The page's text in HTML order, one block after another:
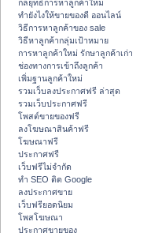
กลยุทธ์การหาลูกค้าใหม่
ทํายังไงให้ขายของดี ออนไลน์
วิธีการหาลูกค้าของ sale
วิธีหาลูกค้ากลุ่มเป้าหมาย
การหาลูกค้าใหม่ รักษาลูกค้าเก่า
ช่องทางการเข้าถึงลูกค้า
เพิ่มฐานลูกค้าใหม่
รวมเว็บลงประกาศฟรี ล่าสุด
รวมเว็บประกาศฟรี
โพสต์ขายของฟรี
ลงโฆษณาสินค้าฟรี
โฆษณาฟรี
ประกาศฟรี
เว็บฟรีไม่จำกัด
ทำ SEO ติด Google
ลงประกาศขาย
เว็บฟรียอดนิยม
โพสโฆษณา
ประกาศขายของ